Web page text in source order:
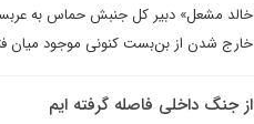
خالد مشعل» دبير کل جنبش حماس به
خارج شدن از بن‌بست کنونى موجود ميان
از جنگ داخلى فاصله گرفته ايم